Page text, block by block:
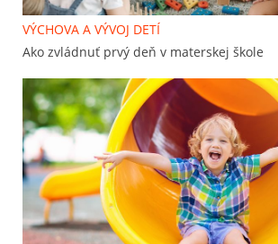
VÝCHOVA A VÝVOJ DETÍ
Ako zvládnuť prvý deň v materskej škole